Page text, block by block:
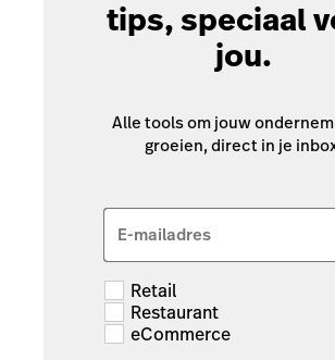
tips, speciaal
jou.
Alle tools om jouw
groeien, direct in je
E-mailadres
Retail
Restaurant
eCommerce